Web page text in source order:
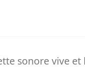
sonore vive